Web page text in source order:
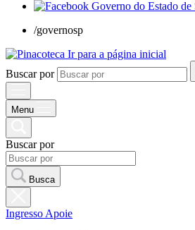
/governosp
Ir para a página inicial
Buscar por
Menu
Buscar por
Busca
Ingresso Apoie